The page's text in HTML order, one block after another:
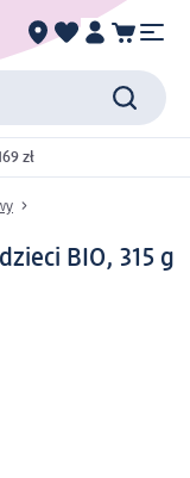
zł
BIO, 315 g